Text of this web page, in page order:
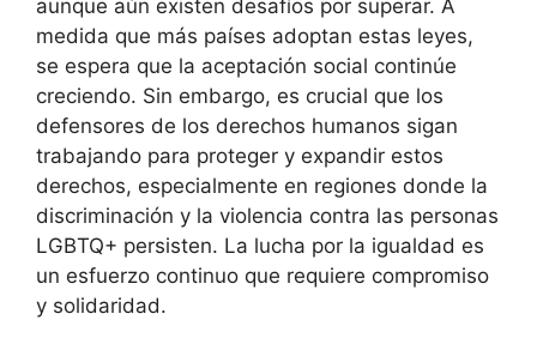
aunque aún existen desafíos por superar. A
medida que más países adoptan estas leyes,
se espera que la aceptación social continúe
creciendo. Sin embargo, es crucial que los
defensores de los derechos humanos sigan
trabajando para proteger y expandir estos
derechos, especialmente en regiones donde la
discriminación y la violencia contra las personas
LGBTQ+ persisten. La lucha por la igualdad es
un esfuerzo continuo que requiere compromiso
y solidaridad.